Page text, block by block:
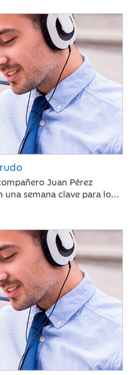
esperarse.
Juan Pérez
semana clave para los
a retrasar el
para llevar al país a la
el estrecho de Ormuz